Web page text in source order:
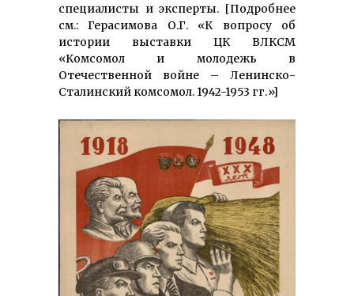
специалисты и эксперты. [Подробнее
см.: Герасимова О.Г. «К вопросу об
истории выставки ЦК ВЛКСМ
«Комсомол и молодежь в
Отечественной войне – Ленинско-
Сталинский комсомол. 1942-1953 гг.»]